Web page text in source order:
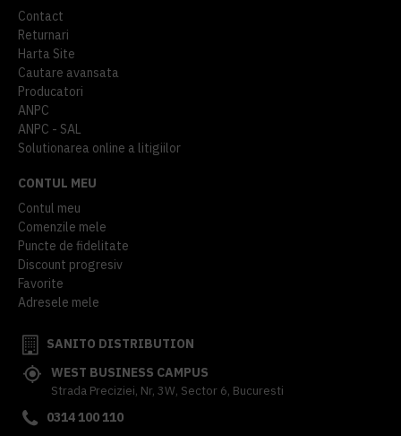
Contact
Returnari
Harta Site
Cautare avansata
Producatori
ANPC
ANPC - SAL
Solutionarea online a litigiilor
CONTUL MEU
Contul meu
Comenzile mele
Puncte de fidelitate
Discount progresiv
Favorite
Adresele mele
SANITO DISTRIBUTION
WEST BUSINESS CAMPUS
Strada Preciziei, Nr, 3W, Sector 6, Bucuresti
0314 100 110